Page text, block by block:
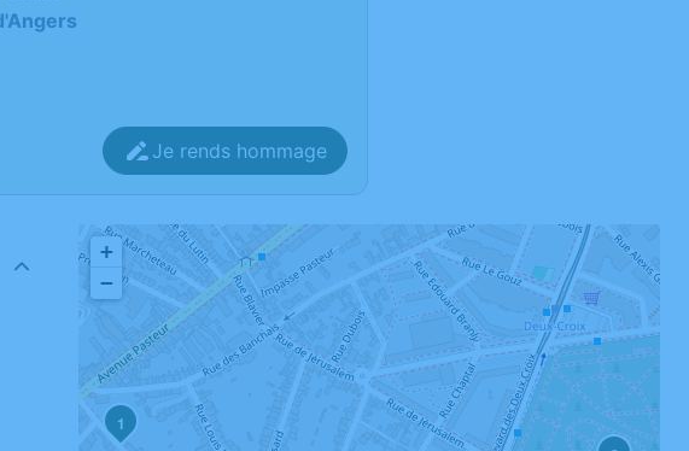
Je rends hommage
1
+
−